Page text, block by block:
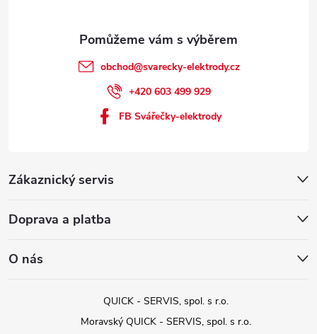
Zákaznický servis
Doprava a platba
O nás
obchod@svarecky-elektrody.cz
+420 603 499 929
FB Svářečky-elektrody
QUICK - SERVIS, spol. s r.o.
Moravský QUICK - SERVIS, spol. s r.o.